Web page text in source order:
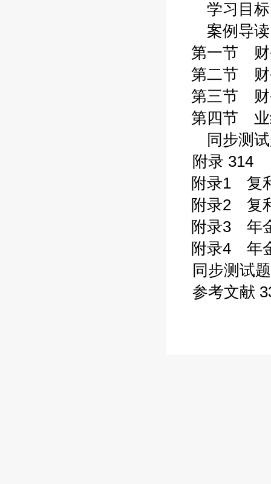
学习目标
案例导读
第一节 财
第二节 财
第三节 财
第四节 业
同步测试
附录 314
附录1 复
附录2 复
附录3 年
附录4 年
同步测试
参考文献